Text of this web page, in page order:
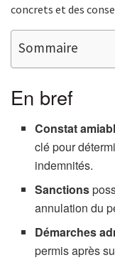
concrets et des
Sommaire
En bref
Constat
clé pour
indemnités.
Sanctions
annulation du
Démarches
permis après